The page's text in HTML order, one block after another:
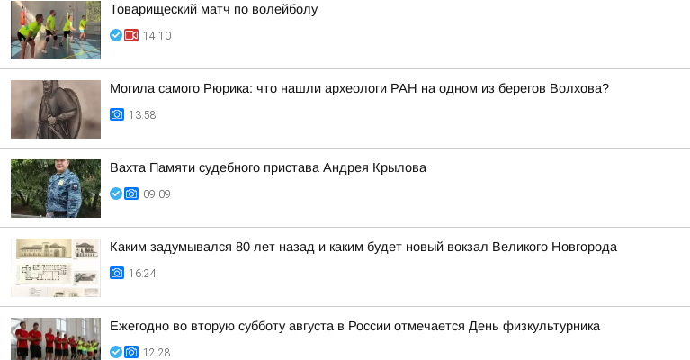
Товарищеский матч по волейболу
14:10
Могила самого Рюрика: что нашли археологи РАН на одном из берегов Волхова?
13:58
Вахта Памяти судебного пристава Андрея Крылова
09:09
Каким задумывался 80 лет назад и каким будет новый вокзал Великого Новгорода
16:24
Ежегодно во вторую субботу августа в России отмечается День физкультурника
12:28